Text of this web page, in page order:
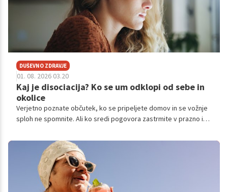
DUŠEVNO ZDRAVJE
01. 08. 2026 03.20
Kaj je disociacija? Ko se um odklopi od sebe in
okolice
Verjetno poznate občutek, ko se pripeljete domov in se vožnje
sploh ne spomnite. Ali ko sredi pogovora zastrmite v prazno in